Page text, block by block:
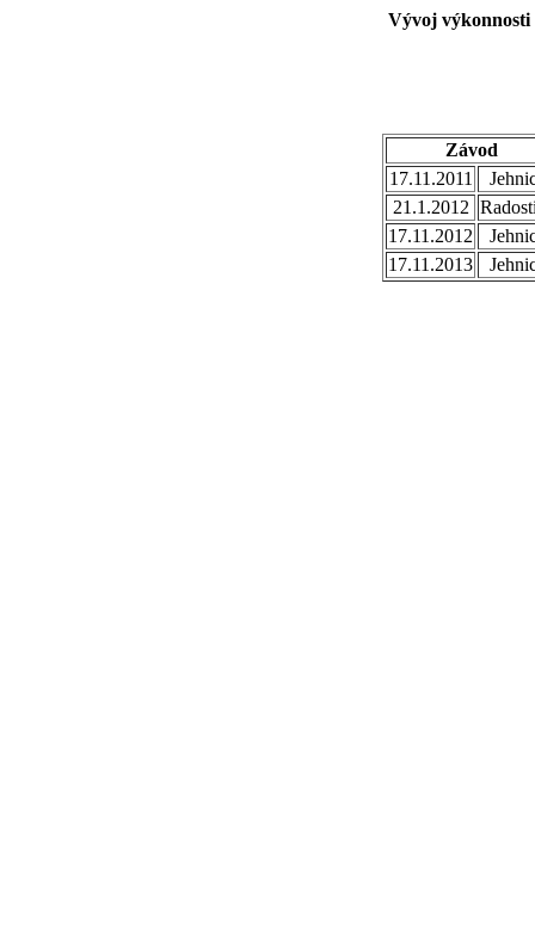
Vývoj výkonnosti
Závod
17.11.2011
21.1.2012
17.11.2012
17.11.2013